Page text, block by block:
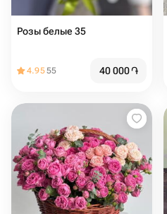
Розы белые 35
4.9555 40 000֏